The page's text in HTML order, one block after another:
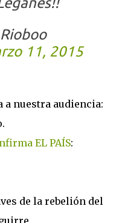
11, 2015
nuestra audiencia:
EL PAÍS:
de la rebelión del